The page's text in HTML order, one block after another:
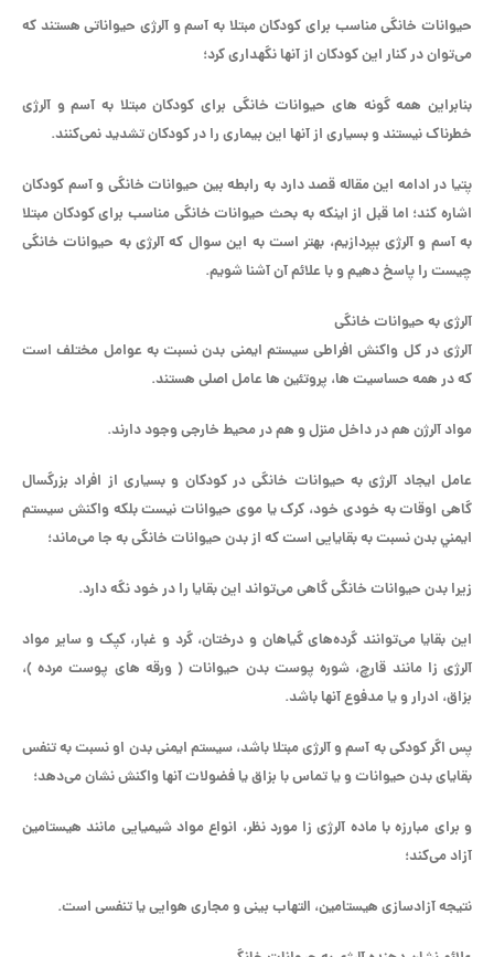
حیوانات خانگی مناسب برای کودکان مبتلا به آسم و آلرژی حیواناتی هستند که
می‌توان در کنار این کودکان از آنها نگهداری کرد؛
بنابراین همه گونه های حیوانات خانگی برای کودکان مبتلا به آسم و آلرژی
خطرناک نیستند و بسیاری از آنها این بیماری را در کودکان تشدید نمی‌کنند.
پتیا در ادامه این مقاله قصد دارد به رابطه بین حیوانات خانگی و آسم کودکان
اشاره کند؛ اما قبل از اینکه به بحث حیوانات خانگی مناسب برای کودکان مبتلا
به آسم و آلرژی بپردازیم، بهتر است به این سوال که آلرژی به حیوانات خانگی
چيست را پاسخ دهیم و با علائم آن آشنا شویم.
آلرژی به حیوانات خانگی
آلرژی در کل واکنش افراطی سیستم ایمنی بدن نسبت به عوامل مختلف است
که در همه‌ حساسیت ها، پروتئین‌ ها عامل اصلی هستند.
مواد آلرژن هم در داخل منزل و هم در محیط خارجی وجود دارند.
عامل ایجاد آلرژی به حیوانات خانگی در کودکان و بسیاری از افراد بزرگسال
گاهی اوقات به خودی خود، کرک یا موی حیوانات نیست بلکه واكنش سيستم
ايمني بدن نسبت به بقايایی است که از بدن حیوانات خانگی به جا می‌ماند؛
زیرا بدن حیوانات خانگی گاهی می‌تواند این بقایا را در خود نگه دارد.
این بقایا می‌توانند گرده‌های گیاهان و درختان، گرد و غبار، کپک و سایر مواد
آلرژی زا مانند قارچ، شوره پوست بدن حیوانات ( ورقه های پوست مرده )،
بزاق، ادرار و يا مدفوع آنها باشد.
پس اگر کودکی به آسم و آلرژی مبتلا باشد، سیستم ایمنی بدن او نسبت به تنفس
بقایای بدن حیوانات و يا تماس با بزاق يا فضولات آنها واکنش نشان می‌دهد؛
و برای مبارزه با ماده آلرژی زا مورد نظر، انواع مواد شیمیایی مانند هیستامین
آزاد می‌كند؛
نتیجه آزادسازی هیستامین، التهاب بينی و مجاری هوایی یا تنفسی است.